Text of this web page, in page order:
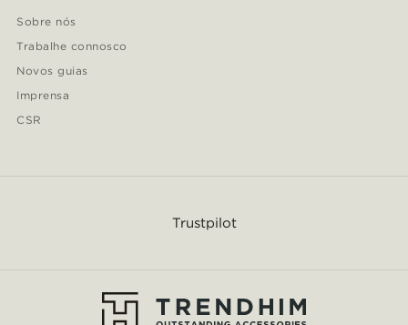
Sobre nós
Trabalhe connosco
Novos guias
Imprensa
CSR
Trustpilot